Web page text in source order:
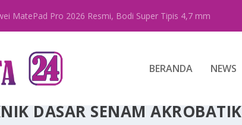
MatePad Pro 2026 Resmi, Bodi Super Tipis 4,7 mm
BERANDA NEWS
DASAR SENAM AKROBATIK